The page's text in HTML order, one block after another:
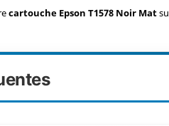
cartouche Epson T1578 Noir Mat